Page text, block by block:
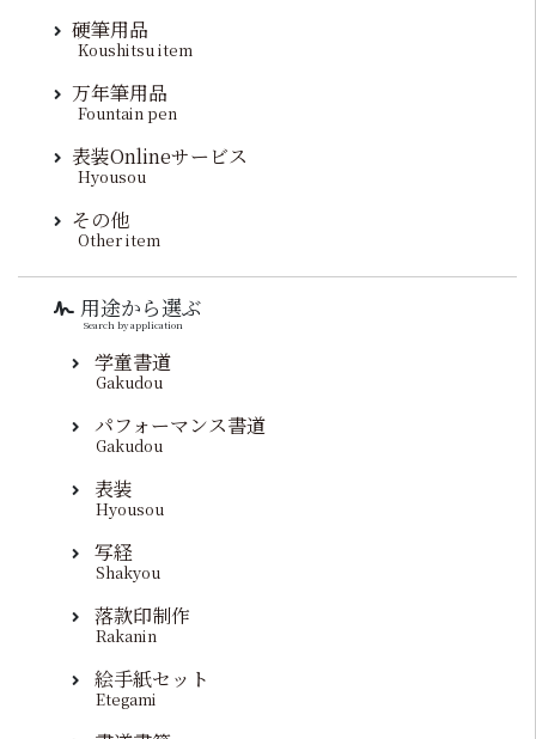
硬筆用品
Koushitsu item
万年筆用品
Fountain pen
表装Onlineサービス
Hyousou
その他
Other item
用途から選ぶ
Search by application
学童書道
Gakudou
パフォーマンス書道
Gakudou
表装
Hyousou
写経
Shakyou
落款印制作
Rakanin
絵手紙セット
Etegami